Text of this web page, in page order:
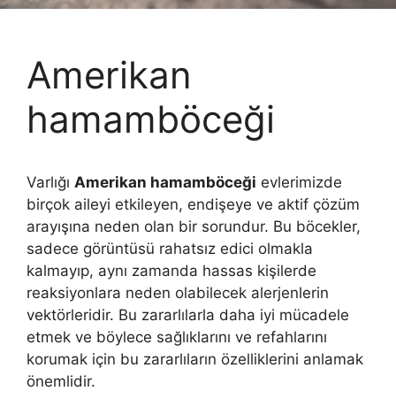
Amerikan
hamamböceği
Varlığı Amerikan hamamböceği evlerimizde
birçok aileyi etkileyen, endişeye ve aktif çözüm
arayışına neden olan bir sorundur. Bu böcekler,
sadece görüntüsü rahatsız edici olmakla
kalmayıp, aynı zamanda hassas kişilerde
reaksiyonlara neden olabilecek alerjenlerin
vektörleridir. Bu zararlılarla daha iyi mücadele
etmek ve böylece sağlıklarını ve refahlarını
korumak için bu zararlıların özelliklerini anlamak
önemlidir.